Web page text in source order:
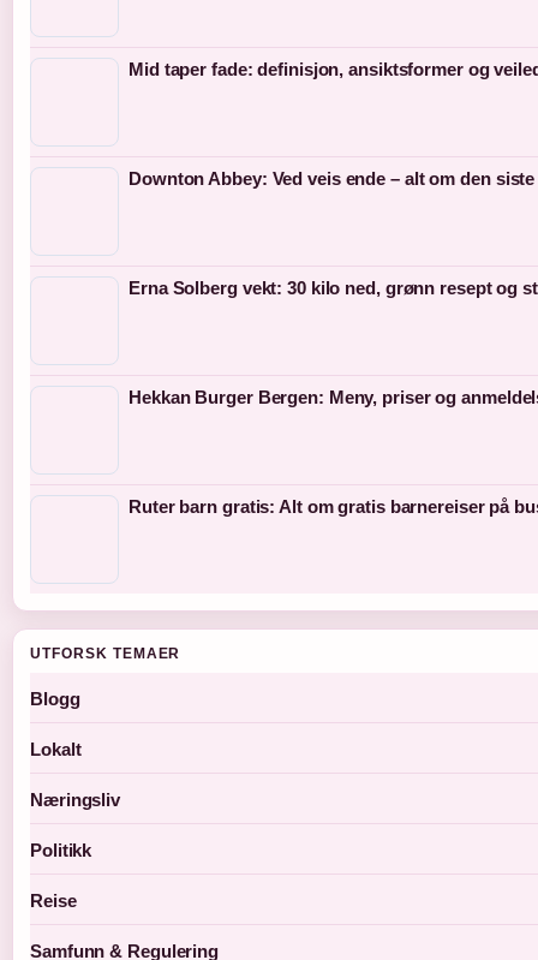
Mid taper fade: definisjon, ansiktsformer og
Downton Abbey: Ved veis ende – alt om den
Erna Solberg vekt: 30 kilo ned, grønn resept og
Hekkan Burger Bergen: Meny, priser og
Ruter barn gratis: Alt om gratis barnereiser på
UTFORSK TEMAER
Blogg
Lokalt
Næringsliv
Politikk
Reise
Samfunn & Regulering